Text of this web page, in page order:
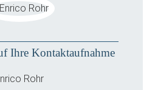
Ihre Kontaktaufnahme
Rohr